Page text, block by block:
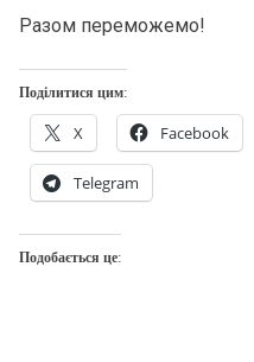
Разом переможемо!
Поділитися цим:
X Facebook
Telegram
Подобається це: